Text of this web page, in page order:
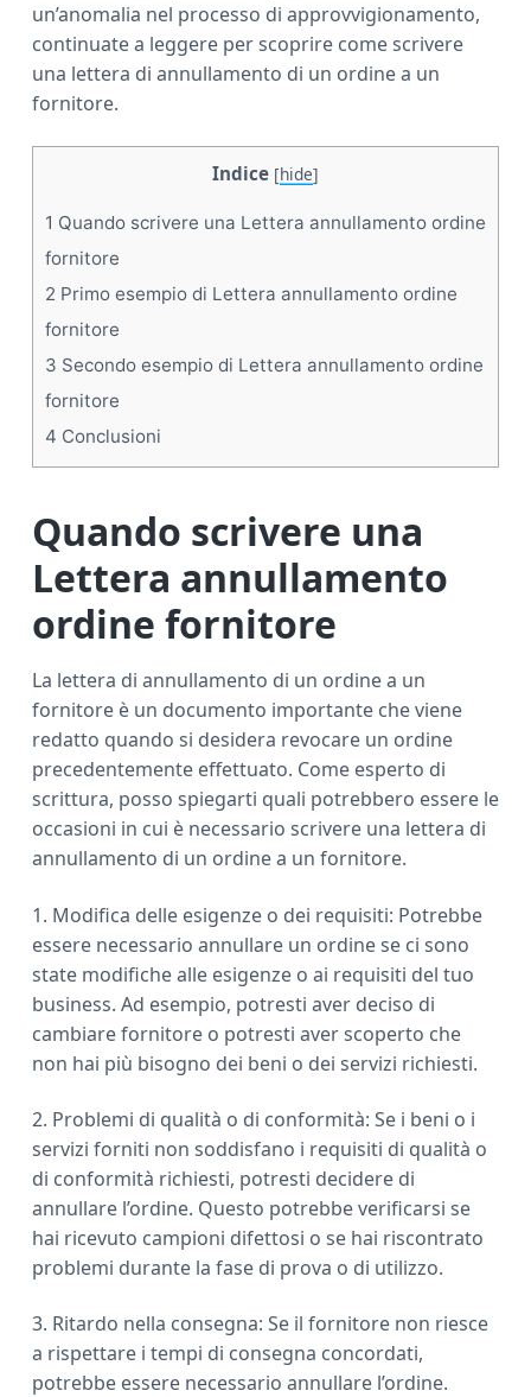
un’anomalia nel processo di approvvigionamento,
continuate a leggere per scoprire come scrivere
una lettera di annullamento di un ordine a un
fornitore.
Indice [hide]
1 Quando scrivere una Lettera annullamento ordine
fornitore
2 Primo esempio di Lettera annullamento ordine
fornitore
3 Secondo esempio di Lettera annullamento ordine
fornitore
4 Conclusioni
Quando scrivere una
Lettera annullamento
ordine fornitore
La lettera di annullamento di un ordine a un
fornitore è un documento importante che viene
redatto quando si desidera revocare un ordine
precedentemente effettuato. Come esperto di
scrittura, posso spiegarti quali potrebbero essere le
occasioni in cui è necessario scrivere una lettera di
annullamento di un ordine a un fornitore.
1. Modifica delle esigenze o dei requisiti: Potrebbe
essere necessario annullare un ordine se ci sono
state modifiche alle esigenze o ai requisiti del tuo
business. Ad esempio, potresti aver deciso di
cambiare fornitore o potresti aver scoperto che
non hai più bisogno dei beni o dei servizi richiesti.
2. Problemi di qualità o di conformità: Se i beni o i
servizi forniti non soddisfano i requisiti di qualità o
di conformità richiesti, potresti decidere di
annullare l’ordine. Questo potrebbe verificarsi se
hai ricevuto campioni difettosi o se hai riscontrato
problemi durante la fase di prova o di utilizzo.
3. Ritardo nella consegna: Se il fornitore non riesce
a rispettare i tempi di consegna concordati,
potrebbe essere necessario annullare l’ordine.